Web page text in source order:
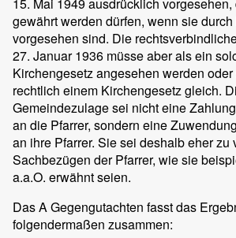
gewährt werden dürfen, wenn sie
vorgesehen sind. Die
27. Januar 1936 müsse aber als ein
Kirchengesetz angesehen werden
rechtlich einem Kirchengesetz gleich.
Gemeindezulage sei nicht eine
an die Pfarrer, sondern eine
an ihre Pfarrer. Sie sei deshalb eher zu
Sachbezügen der Pfarrer, wie sie
a.a.O. erwähnt seien.
Das A Gegengutachten fasst das
folgendermaßen zusammen: